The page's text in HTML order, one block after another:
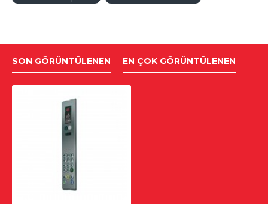
SON GÖRÜNTÜLENEN EN ÇOK GÖRÜNTÜLENEN